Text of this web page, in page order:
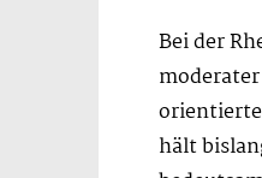
Bei der
orientierte
hält